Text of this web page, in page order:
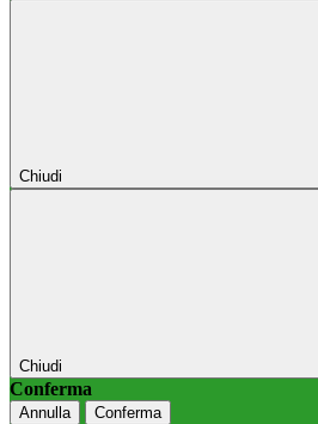
Chiudi
Chiudi
Conferma
Annulla Conferma